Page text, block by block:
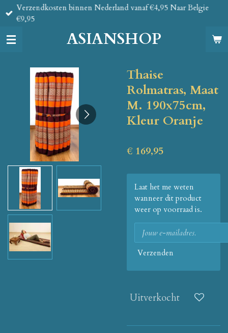
Ga
direct
de
ASIANSHOP
Verzendkosten binnen Nederland vanaf €4,95 Naar Belgie
€9,95
Thaise
Rolmatras, Maat
M. 190x75cm,
Kleur Oranje
€ 169,95
Laat het me weten
wanneer dit product
weer op voorraad is.
Verzenden
Uitverkocht